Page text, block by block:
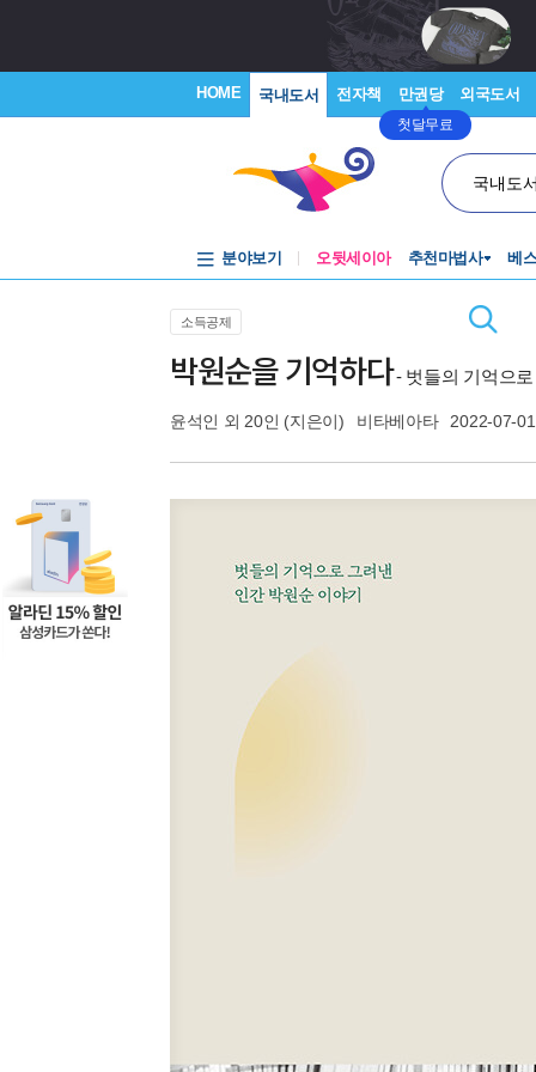
HOME 국내도서 전자책 만권당
첫달무료
외국도서
국내도
분야보기 오뒷세이아 추천마법사 베
소득공제
박원순을 기억하다- 벗들의 기억으
윤석인 외 20인 (지은이) 비타베아타 2022-07-01